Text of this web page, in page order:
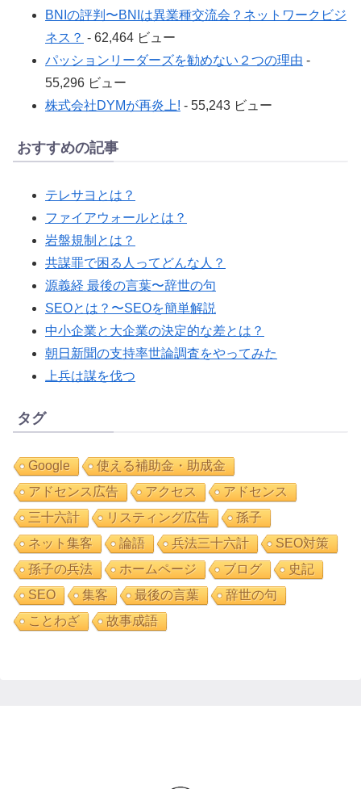
BNIの評判〜BNIは異業種交流会？ネットワークビジ
ネス？ - 62,464 ビュー
パッションリーダーズを勧めない２つの理由 -
55,296 ビュー
株式会社DYMが再炎上! - 55,243 ビュー
おすすめの記事
テレサヨとは？
ファイアウォールとは？
岩盤規制とは？
共謀罪で困る人ってどんな人？
源義経 最後の言葉〜辞世の句
SEOとは？〜SEOを簡単解説
中小企業と大企業の決定的な差とは？
朝日新聞の支持率世論調査をやってみた
上兵は謀を伐つ
タグ
Google
使える補助金・助成金
アドセンス広告
アクセス
アドセンス
三十六計
リスティング広告
孫子
ネット集客
論語 兵法三十六計
SEO対策
孫子の兵法
ホームページ ブログ
史記
SEO
集客 最後の言葉
辞世の句
ことわざ
故事成語